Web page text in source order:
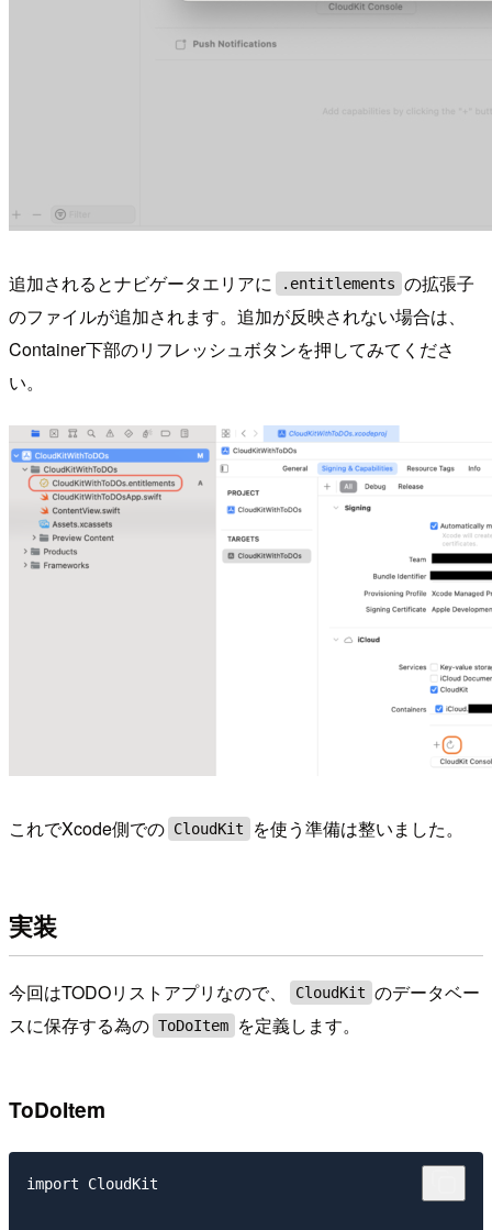
追加されるとナビゲータエリアに .entitlements の拡張子
のファイルが追加されます。追加が反映されない場合は、
Container下部のリフレッシュボタンを押してみてくださ
い。
これでXcode側での CloudKit を使う準備は整いました。
実装
今回はTODOリストアプリなので、 CloudKit のデータベー
スに保存する為の ToDoItem を定義します。
ToDoItem
import CloudKit